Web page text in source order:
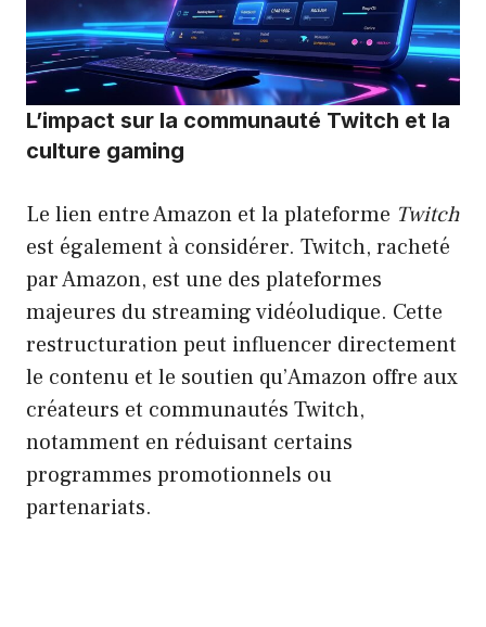
L’impact sur la communauté Twitch et la
culture gaming
Le lien entre Amazon et la plateforme Twitch
est également à considérer. Twitch, racheté
par Amazon, est une des plateformes
majeures du streaming vidéoludique. Cette
restructuration peut influencer directement
le contenu et le soutien qu’Amazon offre aux
créateurs et communautés Twitch,
notamment en réduisant certains
programmes promotionnels ou
partenariats.